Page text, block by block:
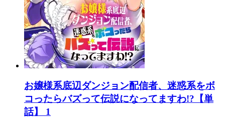
お嬢様系底辺ダンジョン配信者、迷惑系をボ
コったらバズって伝説になってますわ!?【単
話】 1